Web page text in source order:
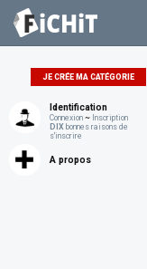
JE CRÉE MA CATÉGORIE
Identification
Connexion ~ Inscription
DIX bonnes raisons de
s'inscrire
A propos